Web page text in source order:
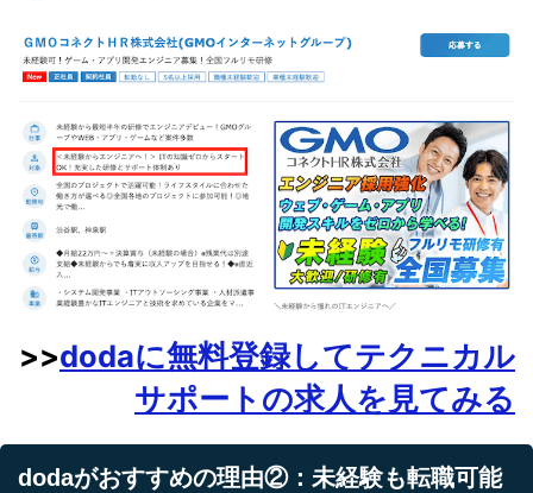
>>dodaに無料登録してテクニカル
サポートの求人を見てみる
dodaがおすすめの理由②：未経験も転職可能